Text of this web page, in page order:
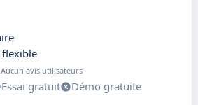
Aucun avis utilisateurs
Essai gratuit
Démo gratuite